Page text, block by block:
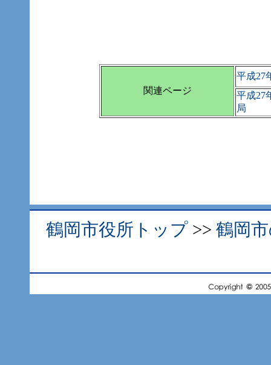
関連ページ
平成27
平成27
局
鶴岡市役所トップ >> 鶴岡